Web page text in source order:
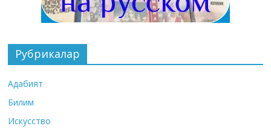
Рубрикалар
Адабият
Билим
Искусство